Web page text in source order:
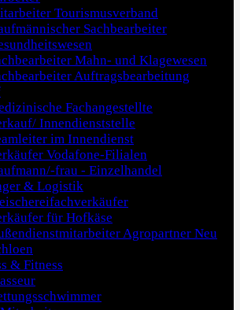
Tourismusverband
Sachbearbeiter
Mahn- und Klagewesen
Auftragsbearbeitung
Fachangestellte
Innendienststelle
im Innendienst
Vodafone-Filialen
frau - Einzelhandel
& Logistik
für Hofkäse
Agropartner Neu
& Fitness